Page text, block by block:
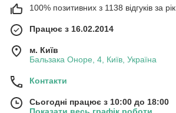
100% позитивних з 1138 відгуків за рік
Працює з 16.02.2014
м. Київ
Бальзака Оноре, 4, Київ, Україна
Контакти
Сьогодні працює з 10:00 до 18:00